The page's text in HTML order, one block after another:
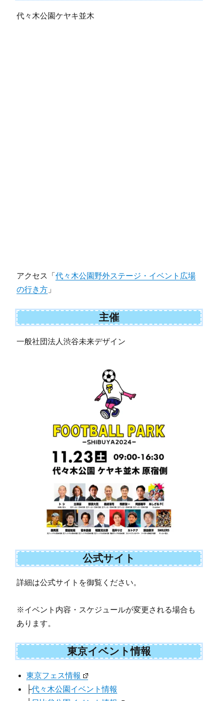
代々木公園ケヤキ並木
アクセス「代々木公園野外ステージ・イベント広場
の行き方 」
主催
一般社団法人渋谷未来デザイン
公式サイト
詳細は公式サイトを御覧ください。
※イベント内容・スケジュールが変更される場合も
あります。
東京イベント情報
東京フェス情報
├代々木公園イベント情報